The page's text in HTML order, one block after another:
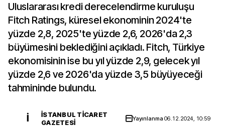
Uluslararası kredi derecelendirme kuruluşu
Fitch Ratings, küresel ekonominin 2024'te
yüzde 2,8, 2025'te yüzde 2,6, 2026'da 2,3
büyümesini beklediğini açıkladı. Fitch, Türkiye
ekonomisinin ise bu yıl yüzde 2,9, gelecek yıl
yüzde 2,6 ve 2026'da yüzde 3,5 büyüyeceği
tahmininde bulundu.
İ
İSTANBUL TICARET
GAZETESI
Yayınlanma06.12.2024, 10:59